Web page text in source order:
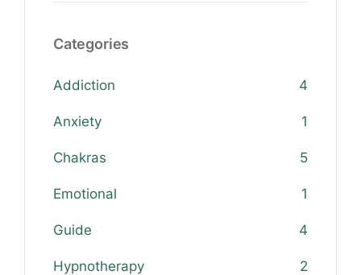
Categories
Addiction 4
Anxiety 1
Chakras 5
Emotional 1
Guide 4
Hypnotherapy 2